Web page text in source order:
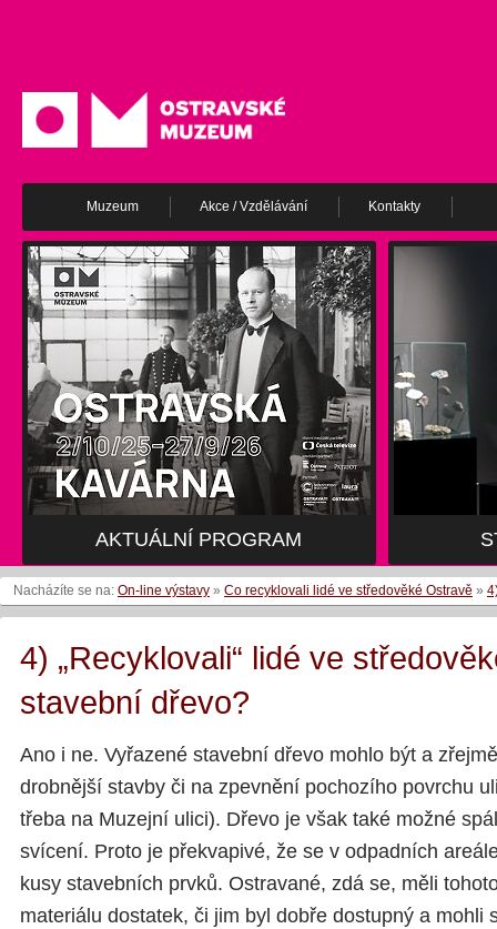
Muzeum Akce / Vzdělávání Kontakty
AKTUÁLNÍ PROGRAM
Nacházíte se na: On-line výstavy » Co recyklovali lidé ve středověké Ostravě »
4) „Recyklovali“ lidé ve
stavební dřevo?
Ano i ne. Vyřazené stavební dřevo mohlo být a
drobnější stavby či na zpevnění pochozího povrchu
třeba na Muzejní ulici). Dřevo je však také možné
svícení. Proto je překvapivé, že se v odpadních
kusy stavebních prvků. Ostravané, zdá se, měli
materiálu dostatek, či jim byl dobře dostupný a mohli